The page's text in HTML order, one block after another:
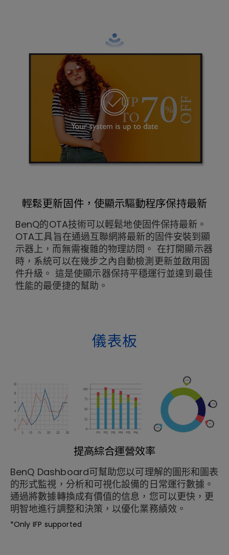
輕鬆更新固件，使顯示驅動程序保持最新
BenQ的OTA技術可以輕鬆地使固件保持最新。
OTA工具旨在通過互聯網將最新的固件安裝到顯
示器上，而無需複雜的物理訪問。 在打開顯示器
時，系統可以在幾步之內自動檢測更新並啟用固
件升級。 這是使顯示器保持平穩運行並達到最佳
性能的最便捷的幫助。
儀表板
提高綜合運營效率
BenQ Dashboard可幫助您以可理解的圖形和圖表
的形式監視，分析和可視化設備的日常運行數據。
通過將數據轉換成有價值的信息，您可以更快，更
明智地進行調整和決策，以優化業務績效。
*Only IFP supported